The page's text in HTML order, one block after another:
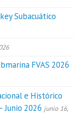
Subacuático
FVAS 2026
e Histórico
Junio 2026 junio 16,